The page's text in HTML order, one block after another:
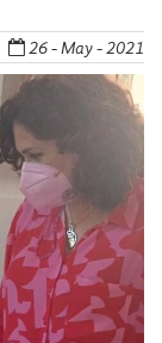
26 - May - 2021